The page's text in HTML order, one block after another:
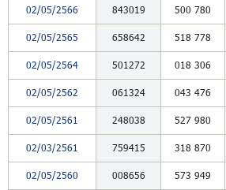
02/05/2566 843019 500 780
02/05/2565 658642 518 778
02/05/2564 501272 018 306
02/05/2562 061324 043 476
02/05/2561 248038 527 980
02/03/2561 759415 318 870
02/05/2560 008656 573 949